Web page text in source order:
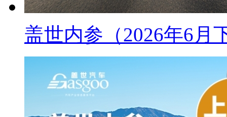
盖世内参（2026年6月